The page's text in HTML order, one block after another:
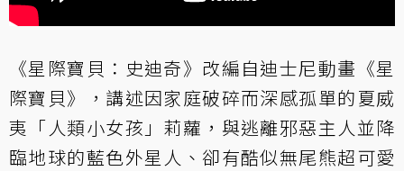
《星際寶貝：史迪奇》改編自迪士尼動畫《星
際寶貝》，講述因家庭破碎而深感孤單的夏威
夷「人類小女孩」莉蘿，與逃離邪惡主人並降
臨地球的藍色外星人、卻有酷似無尾熊超可愛